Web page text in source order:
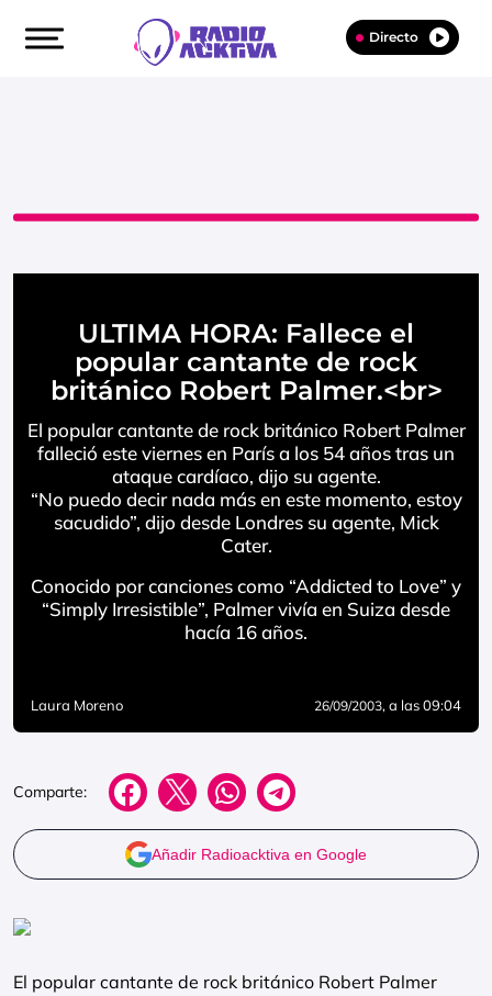
Directo
ULTIMA HORA: Fallece el
popular cantante de rock
británico Robert Palmer.<br>
El popular cantante de rock británico Robert Palmer
falleció este viernes en París a los 54 años tras un
ataque cardíaco, dijo su agente.
“No puedo decir nada más en este momento, estoy
sacudido”, dijo desde Londres su agente, Mick
Cater.
Conocido por canciones como “Addicted to Love” y
“Simply Irresistible”, Palmer vivía en Suiza desde
hacía 16 años.
Laura Moreno 26/09/2003, a las 09:04
Comparte:
Añadir Radioacktiva en Google
El popular cantante de rock británico Robert Palmer